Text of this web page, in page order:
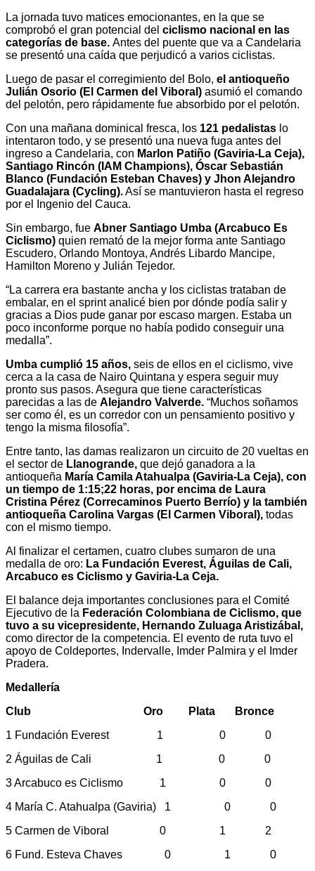
La jornada tuvo matices emocionantes, en la que se
comprobó el gran potencial del ciclismo nacional en las
categorías de base. Antes del puente que va a Candelaria
se presentó una caída que perjudicó a varios ciclistas.
Luego de pasar el corregimiento del Bolo, el antioqueño
Julián Osorio (El Carmen del Viboral) asumió el comando
del pelotón, pero rápidamente fue absorbido por el pelotón.
Con una mañana dominical fresca, los 121 pedalistas lo
intentaron todo, y se presentó una nueva fuga antes del
ingreso a Candelaria, con Marlon Patiño (Gaviria-La Ceja),
Santiago Rincón (IAM Champions), Óscar Sebastián
Blanco (Fundación Esteban Chaves) y Jhon Alejandro
Guadalajara (Cycling).Así se mantuvieron hasta el regreso
por el Ingenio del Cauca.
Sin embargo, fue Abner Santiago Umba (Arcabuco Es
Ciclismo) quien remató de la mejor forma ante Santiago
Escudero, Orlando Montoya, Andrés Libardo Mancipe,
Hamilton Moreno y Julián Tejedor.
“La carrera era bastante ancha y los ciclistas trataban de
embalar, en el sprint analicé bien por dónde podía salir y
gracias a Dios pude ganar por escaso margen. Estaba un
poco inconforme porque no había podido conseguir una
medalla”.
Umba cumplió 15 años, seis de ellos en el ciclismo, vive
cerca a la casa de Nairo Quintana y espera seguir muy
pronto sus pasos. Asegura que tiene características
parecidas a las de Alejandro Valverde. “Muchos soñamos
ser como él, es un corredor con un pensamiento positivo y
tengo la misma filosofía”.
Entre tanto, las damas realizaron un circuito de 20 vueltas en
el sector de Llanogrande, que dejó ganadora a la
antioqueña María Camila Atahualpa (Gaviria-La Ceja), con
un tiempo de 1:15;22 horas, por encima de Laura
Cristina Pérez (Correcaminos Puerto Berrío) y la también
antioqueña Carolina Vargas (El Carmen Viboral), todas
con el mismo tiempo.
Al finalizar el certamen, cuatro clubes sumaron de una
medalla de oro: La Fundación Everest, Águilas de Cali,
Arcabuco es Ciclismo y Gaviria-La Ceja.
El balance deja importantes conclusiones para el Comité
Ejecutivo de la Federación Colombiana de Ciclismo, que
tuvo a su vicepresidente, Hernando Zuluaga Aristizábal,
como director de la competencia. El evento de ruta tuvo el
apoyo de Coldeportes, Indervalle, Imder Palmira y el Imder
Pradera.
Medallería
Club Oro Plata Bronce
1 Fundación Everest 1 0 0
2 Águilas de Cali 1 0 0
3 Arcabuco es Ciclismo 1 0 0
4 María C. Atahualpa (Gaviria) 1 0 0
5 Carmen de Viboral 0 1 2
6 Fund. Esteva Chaves 0 1 0